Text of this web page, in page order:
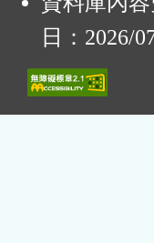
日：2026/